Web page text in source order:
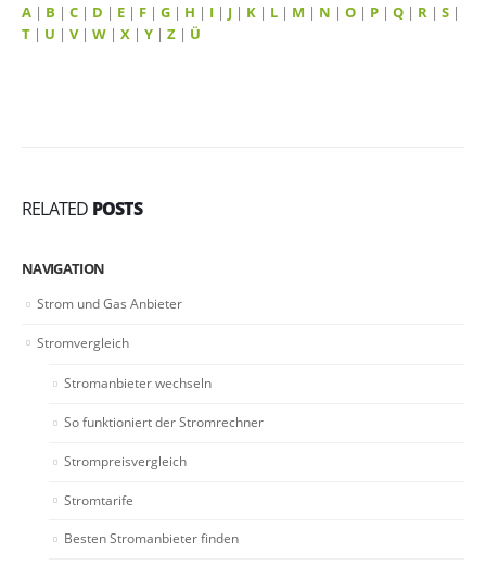
A | B | C | D | E | F | G | H | I | J | K | L | M | N | O | P | Q | R | S |
T | U | V| W | X | Y | Z | Ü
RELATED POSTS
NAVIGATION
Strom und Gas Anbieter
Stromvergleich
Stromanbieter wechseln
So funktioniert der Stromrechner
Strompreisvergleich
Stromtarife
Besten Stromanbieter finden